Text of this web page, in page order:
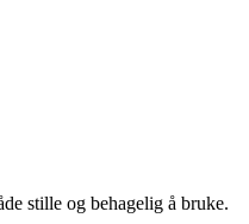
stille og behagelig å bruke.